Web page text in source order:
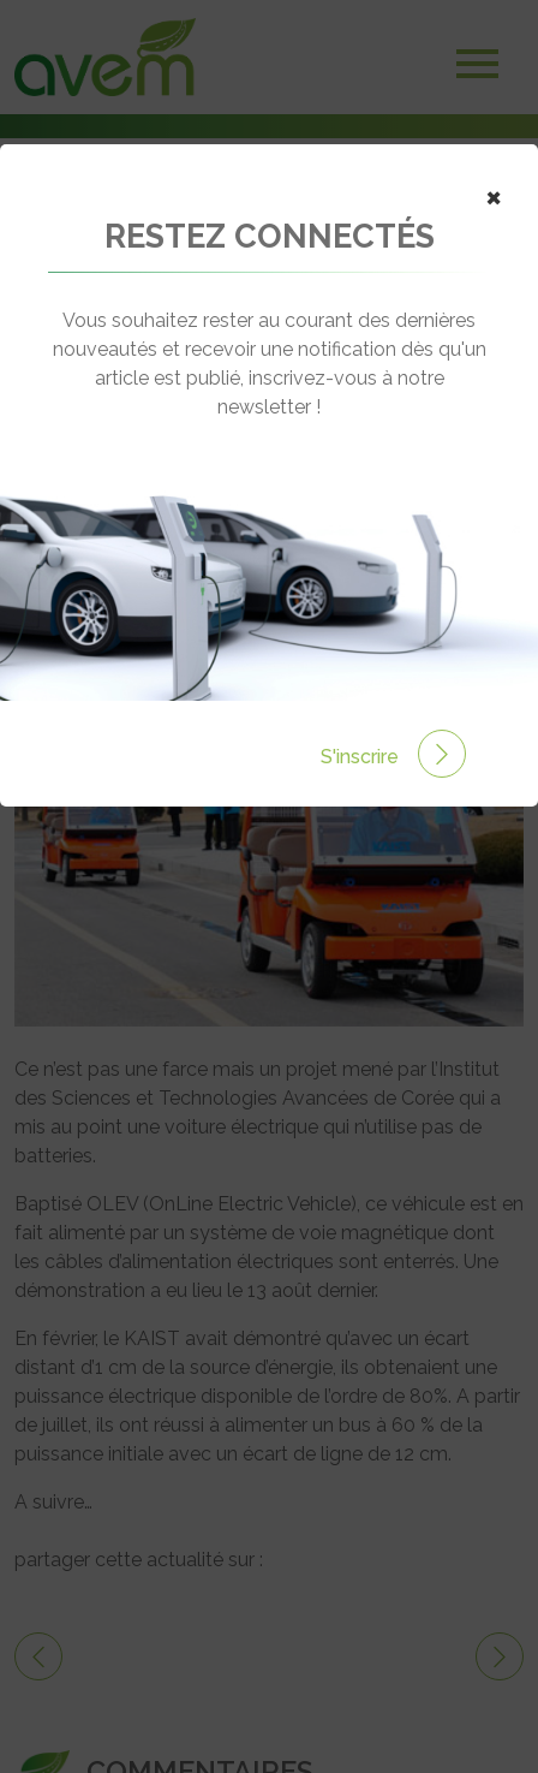
En Corée les voitures électriques roulent sans batteries
← Revenir aux actualités
ÉLECTRIQUES ROULENT SANS
BATTERIES
Rédigé par le 25 Août 2009 à 00:00 0 commentaires
Ce n’est pas une farce mais un projet mené par l’Institut
des Sciences et Technologies Avancées de Corée qui a
mis au point une voiture électrique qui n’utilise pas de
batteries.
Baptisé OLEV (OnLine Electric Vehicle), ce véhicule est en
fait alimenté par un système de voie magnétique dont
les câbles d’alimentation électriques sont enterrés. Une
démonstration a eu lieu le 13 août dernier.
En février, le KAIST avait démontré qu’avec un écart
distant d’1 cm de la source d’énergie, ils obtenaient une
puissance électrique disponible de l’ordre de 80%. A partir
de juillet, ils ont réussi à alimenter un bus à 60 % de la
puissance initiale avec un écart de ligne de 12 cm.
A suivre…
partager cette actualité sur :
×
RESTEZ CONNECTÉS
Vous souhaitez rester au courant des dernières
nouveautés et recevoir une notification dès qu'un
article est publié, inscrivez-vous à notre
newsletter !
S'inscrire